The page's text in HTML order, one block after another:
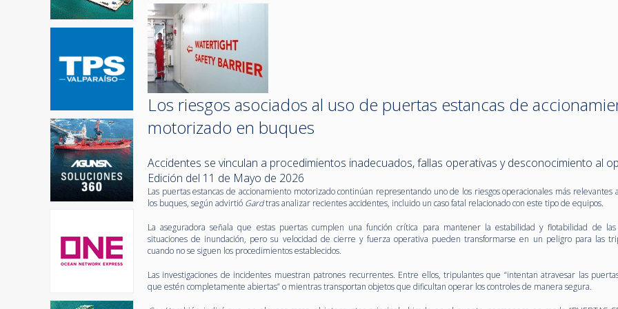
Los riesgos asociados al uso de puertas estancas de
motorizado en buques
Accidentes se vinculan a procedimientos inadecuados, fallas operativas y desconocimiento al
Edición del 11 de Mayo de 2026
Las puertas estancas de accionamiento motorizado continúan representando uno de los riesgos operacionales más relevantes
los buques, según advirtió Gardtras analizar recientes accidentes, incluido un caso fatal relacionado con este tipo de equipos.
La aseguradora señala que estas puertas cumplen una función crítica para mantener la estabilidad y flotabilidad de
situaciones de inundación, pero su velocidad de cierre y fuerza operativa pueden transformarse en un peligro para las
cuando no se siguen los procedimientos establecidos.
Las investigaciones de incidentes muestran patrones recurrentes. Entre ellos, tripulantes que “intentan atravesar las
que estén completamente abiertas” o mientras transportan objetos que dificultan operar los controles de manera segura.